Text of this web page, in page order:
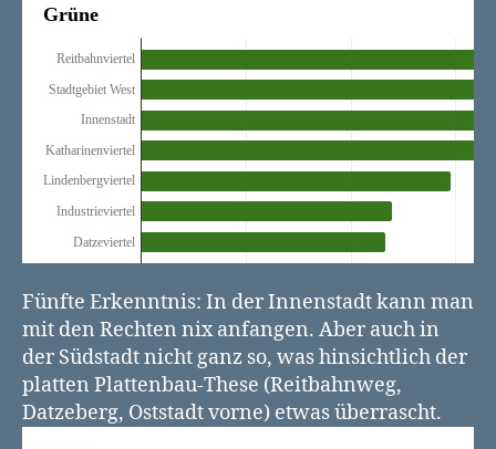
Fünfte Erkenntnis: In der Innenstadt kann man
mit den Rechten nix anfangen. Aber auch in
der Südstadt nicht ganz so, was hinsichtlich der
platten Plattenbau-These (Reitbahnweg,
Datzeberg, Oststadt vorne) etwas überrascht.